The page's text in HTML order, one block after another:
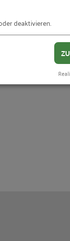
deaktivieren.